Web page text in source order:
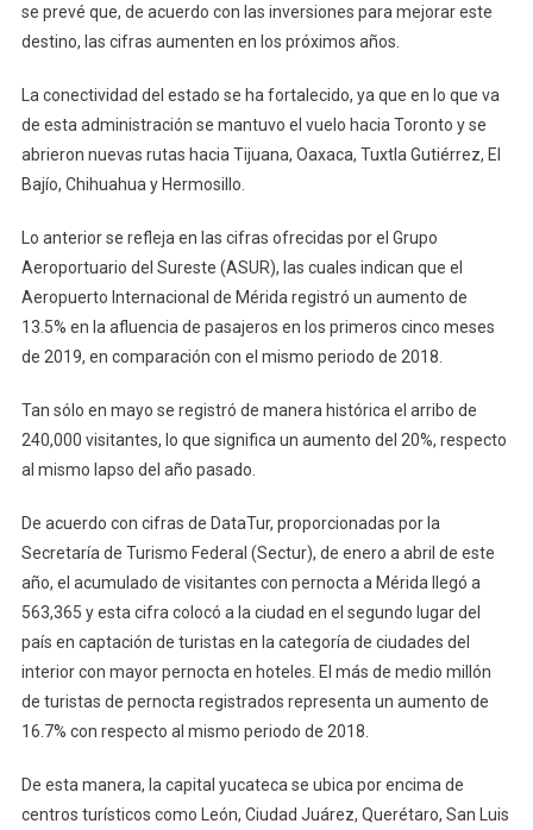
se prevé que, de acuerdo con las inversiones para mejorar este
destino, las cifras aumenten en los próximos años.
La conectividad del estado se ha fortalecido, ya que en lo que va
de esta administración se mantuvo el vuelo hacia Toronto y se
abrieron nuevas rutas hacia Tijuana, Oaxaca, Tuxtla Gutiérrez, El
Bajío, Chihuahua y Hermosillo.
Lo anterior se refleja en las cifras ofrecidas por el Grupo
Aeroportuario del Sureste (ASUR), las cuales indican que el
Aeropuerto Internacional de Mérida registró un aumento de
13.5% en la afluencia de pasajeros en los primeros cinco meses
de 2019, en comparación con el mismo periodo de 2018.
Tan sólo en mayo se registró de manera histórica el arribo de
240,000 visitantes, lo que significa un aumento del 20%, respecto
al mismo lapso del año pasado.
De acuerdo con cifras de DataTur, proporcionadas por la
Secretaría de Turismo Federal (Sectur), de enero a abril de este
año, el acumulado de visitantes con pernocta a Mérida llegó a
563,365 y esta cifra colocó a la ciudad en el segundo lugar del
país en captación de turistas en la categoría de ciudades del
interior con mayor pernocta en hoteles. El más de medio millón
de turistas de pernocta registrados representa un aumento de
16.7% con respecto al mismo periodo de 2018.
De esta manera, la capital yucateca se ubica por encima de
centros turísticos como León, Ciudad Juárez, Querétaro, San Luis